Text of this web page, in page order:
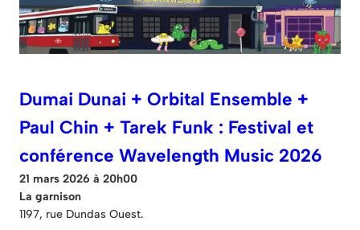
Dumai Dunai + Orbital Ensemble +
Paul Chin + Tarek Funk : Festival et
conférence Wavelength Music 2026
21 mars 2026 à 20h00
La garnison
1197, rue Dundas Ouest.